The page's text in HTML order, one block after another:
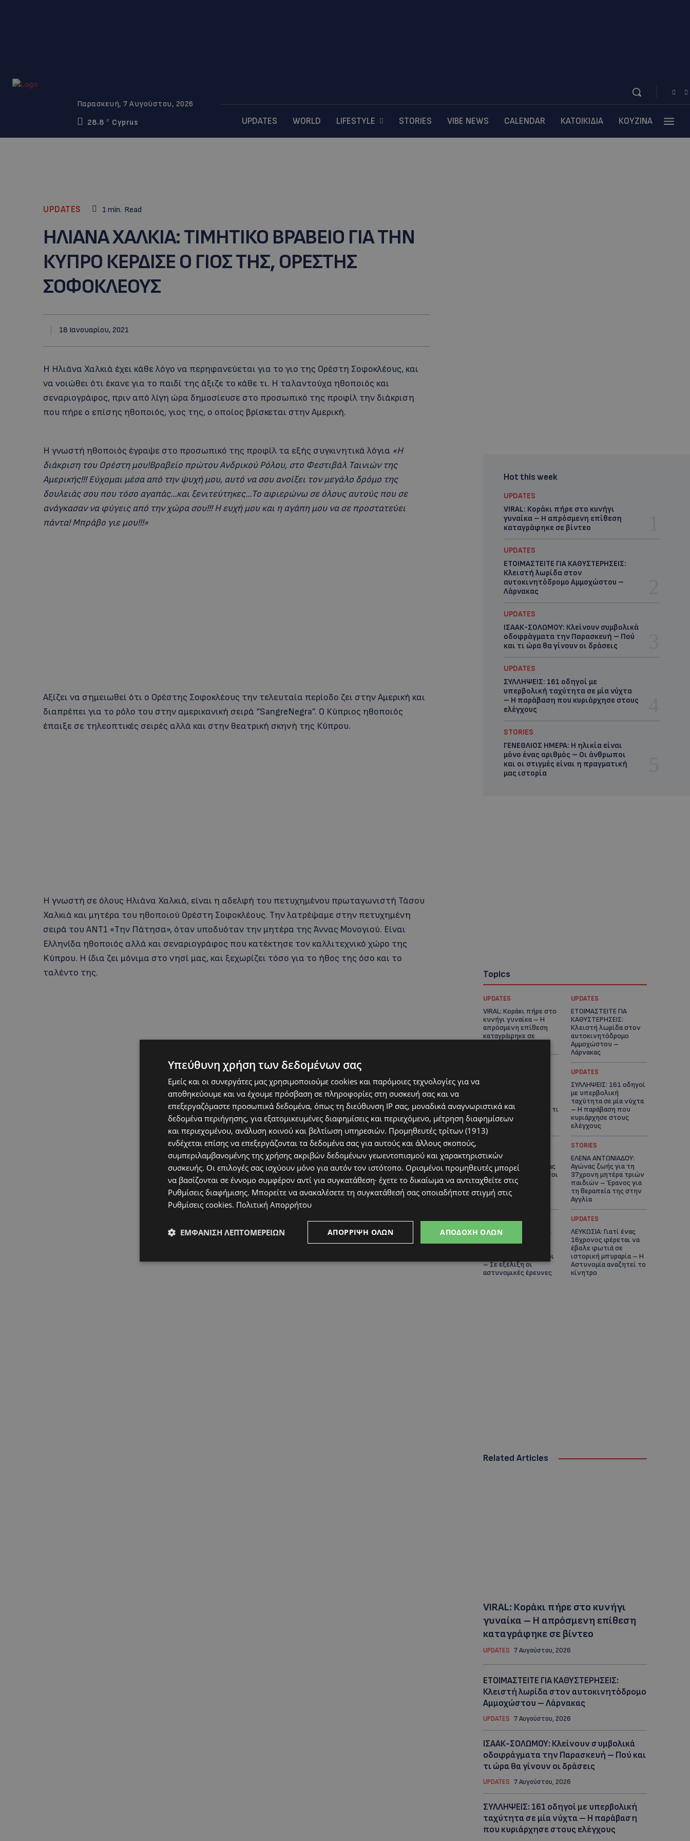
Παρασκευή, 7 Αυγούστου, 2026
28.8
C Cyprus UPDATES WORLD LIFESTYLE STORIES VIBE NEWS CALENDAR ΚΑΤΟΙΚΙΔΙΑ ΚΟΥΖΙΝΑ
UPDATES 1 min. Read
ΗΛΙΑΝΑ ΧΑΛΚΙΑ: ΤΙΜΗΤΙΚΟ ΒΡΑΒΕΙΟ ΓΙΑ ΤΗΝ
ΚΥΠΡΟ ΚΕΡΔΙΣΕ Ο ΓΙΟΣ ΤΗΣ, ΟΡΕΣΤΗΣ
ΣΟΦΟΚΛΕΟΥΣ
18 Ιανουαρίου, 2021
Η Ηλιάνα Χαλκιά έχει κάθε λόγο να περηφανεύεται για το γιο της Ορέστη Σοφοκλέους, και
να νοιώθει ότι έκανε για το παιδί της άξιζε το κάθε τι. Η ταλαντούχα ηθοποιός και
σεναριογράφος, πριν από λίγη ώρα δημοσίευσε στο προσωπικό της προφίλ την διάκριση
που πήρε ο επίσης ηθοποιός, γιος της, ο οποίος βρίσκεται στην Αμερική.
Η γνωστή ηθοποιός έγραψε στο προσωπικό της προφίλ τα εξής συγκινητικά λόγια «Η
διάκριση του Ορέστη μου!Βραβείο πρώτου Ανδρικού Ρόλου, στο Φεστιβάλ Ταινιών της
Αμερικής!!! Εύχομαι μέσα από την ψυχή μου, αυτό να σου ανοίξει τον μεγάλο δρόμο της
δουλειάς σου που τόσο αγαπάς…και ξενιτεύτηκες…Το αφιερώνω σε όλους αυτούς που σε
ανάγκασαν να φύγεις από την χώρα σου!!! Η ευχή μου και η αγάπη μου να σε προστατεύει
πάντα! Μπράβο γιε μου!!!»
Αξίζει να σημειωθεί ότι ο Ορέστης Σοφοκλέους την τελευταία περίοδο ζει στην Αμερική και
διαπρέπει για το ρόλο του στην αμερικανική σειρά “SangreNegra”. Ο Κύπριος ηθοποιός
έπαιξε σε τηλεοπτικές σειρές αλλά και στην θεατρική σκηνή της Κύπρου.
Η γνωστή σε όλους Ηλιάνα Χαλκιά, είναι η αδελφή του πετυχημένου πρωταγωνιστή Τάσου
Χαλκιά και μητέρα του ηθοποιού Ορέστη Σοφοκλέους. Την λατρέψαμε στην πετυχημένη
σειρά του ΑΝΤ1 «Την Πάτησα», όταν υποδυόταν την μητέρα της Άννας Μονογιού. Είναι
Eλληνίδα ηθοποιός αλλά και σεναριογράφος που κατέκτησε τον καλλιτεχνικό χώρο της
Kύπρου. Η ίδια ζει μόνιμα στο νησί μας, και ξεχωρίζει τόσο για το ήθος της όσο και το
ταλέντο της.
Hot this week
UPDATES
VIRAL: Κοράκι πήρε στο κυνήγι
γυναίκα – Η απρόσμενη επίθεση
καταγράφηκε σε βίντεο
UPDATES
ΕΤΟΙΜΑΣΤΕΙΤΕ ΓΙΑ ΚΑΘΥΣΤΕΡΗΣΕΙΣ:
Κλειστή λωρίδα στον
αυτοκινητόδρομο Αμμοχώστου –
Λάρνακας
UPDATES
ΙΣΑΑΚ-ΣΟΛΩΜΟΥ: Κλείνουν συμβολικά
οδοφράγματα την Παρασκευή – Πού
και τι ώρα θα γίνουν οι δράσεις
UPDATES
ΣΥΛΛΗΨΕΙΣ: 161 οδηγοί με
υπερβολική ταχύτητα σε μία νύχτα
– Η παράβαση που κυριάρχησε στους
ελέγχους
STORIES
ΓΕΝΕΘΛΙΟΣ ΗΜΕΡΑ: Η ηλικία είναι
μόνο ένας αριθμός – Οι άνθρωποι
και οι στιγμές είναι η πραγματική
μας ιστορία
Topics
UPDATES
VIRAL: Κοράκι πήρε στο
κυνήγι γυναίκα – Η
απρόσμενη επίθεση
καταγράφηκε σε
UPDATES
ΕΤΟΙΜΑΣΤΕΙΤΕ ΓΙΑ
ΚΑΘΥΣΤΕΡΗΣΕΙΣ:
Κλειστή λωρίδα στον
αυτοκινητόδρομο
Αμμοχώστου –
Λάρνακας
οδοφράγματα την
Παρασκευή – Πού και τι
ώρα θα γίνουν οι
δράσεις
UPDATES
ΣΥΛΛΗΨΕΙΣ: 161 οδηγοί
με υπερβολική
ταχύτητα σε μία νύχτα
– Η παράβαση που
κυριάρχησε στους
ελέγχους
ΓΕΝΕΘΛΙΟΣ ΗΜΕΡΑ: Η
ηλικία είναι μόνο ένας
αριθμός – Οι άνθρωποι
και οι στιγμές είναι η
πραγματική μας
ιστορία
STORIES
ΕΛΕΝΑ ΑΝΤΩΝΙΑΔΟΥ:
Αγώνας ζωής για τη
37χρονη μητέρα τριών
παιδιών – Έρανος για
τη θεραπεία της στην
Αγγλία
ΚΑΤΑΓΓΕΛΙΑ: Για άνδρα
γυναίκες στο Δασούδι
– Σε εξέλιξη οι
αστυνομικές έρευνες
UPDATES
ΛΕΥΚΩΣΙΑ: Γιατί ένας
16χρονος φέρεται να
έβαλε φωτιά σε
ιστορική μπυραρία – Η
Αστυνομία αναζητεί το
κίνητρο
Related Articles
VIRAL: Κοράκι πήρε στο κυνήγι
γυναίκα – Η απρόσμενη επίθεση
καταγράφηκε σε βίντεο
UPDATES 7 Αυγούστου, 2026
ΕΤΟΙΜΑΣΤΕΙΤΕ ΓΙΑ ΚΑΘΥΣΤΕΡΗΣΕΙΣ:
Κλειστή λωρίδα στον αυτοκινητόδρομο
Αμμοχώστου – Λάρνακας
UPDATES 7 Αυγούστου, 2026
ΙΣΑΑΚ-ΣΟΛΩΜΟΥ: Κλείνουν συμβολικά
οδοφράγματα την Παρασκευή – Πού και
τι ώρα θα γίνουν οι δράσεις
UPDATES 7 Αυγούστου, 2026
ΣΥΛΛΗΨΕΙΣ: 161 οδηγοί με υπερβολική
ταχύτητα σε μία νύχτα – Η παράβαση
που κυριάρχησε στους ελέγχους
Υπεύθυνη χρήση των δεδομένων σας
Εμείς και οι συνεργάτες μας χρησιμοποιούμε cookies και παρόμοιες τεχνολογίες για να
αποθηκεύουμε και να έχουμε πρόσβαση σε πληροφορίες στη συσκευή σας και να
επεξεργαζόμαστε προσωπικά δεδομένα, όπως τη διεύθυνση IP σας, μοναδικά αναγνωριστικά και
δεδομένα περιήγησης, για εξατομικευμένες διαφημίσεις και περιεχόμενο, μέτρηση διαφημίσεων
και περιεχομένου, ανάλυση κοινού και βελτίωση υπηρεσιών. Προμηθευτές τρίτων (1913)
ενδέχεται επίσης να επεξεργάζονται τα δεδομένα σας για αυτούς και άλλους σκοπούς,
συμπεριλαμβανομένης της χρήσης ακριβών δεδομένων γεωεντοπισμού και χαρακτηριστικών
συσκευής. Οι επιλογές σας ισχύουν μόνο για αυτόν τον ιστότοπο. Ορισμένοι προμηθευτές μπορεί
να βασίζονται σε έννομο συμφέρον αντί για συγκατάθεση· έχετε το δικαίωμα να αντιταχθείτε στις
Ρυθμίσεις διαφήμισης. Μπορείτε να ανακαλέσετε τη συγκατάθεσή σας οποιαδήποτε στιγμή στις
Ρυθμίσεις cookies. Πολιτική Απορρήτου
ΑΠΟΔΟΧΉ ΌΛΩΝ
ΑΠΌΡΡΙΨΗ ΌΛΩΝ
ΕΜΦΆΝΙΣΗ ΛΕΠΤΟΜΕΡΕΙΏΝ